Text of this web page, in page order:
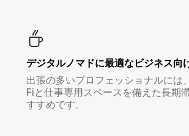
デジタルノマド⁠に最⁠適⁠なビ⁠ジ⁠ネ⁠ス⁠向⁠
出張の多いプロフェッショナルには
Fiと仕事専用スペースを備えた長期
すすめです。